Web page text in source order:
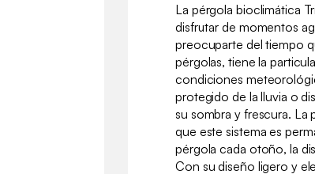
La pérgola bioclimática
disfrutar de momentos
preocuparte del tiempo
pérgolas, tiene la
condiciones
protegido de la lluvia o
su sombra y frescura. La
que este sistema es
pérgola cada otoño, la
Con su diseño ligero y